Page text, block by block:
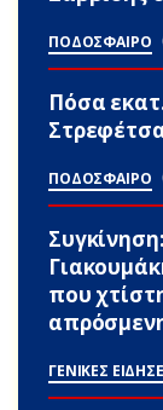
ΠΟΔΟΣΦΑΙΡΟ
Πόσα
ΠΟΔΟΣΦΑΙΡΟ
που
ΓΕΝΙΚΕΣ